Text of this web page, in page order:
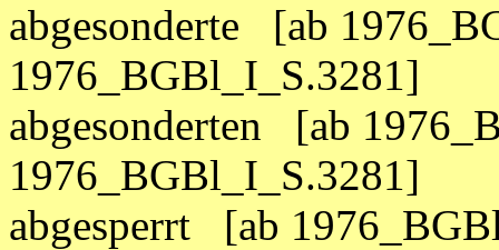
abgesonderte [ab
1976_BGBl_I_S.3281]
abgesonderten [ab
1976_BGBl_I_S.3281]
abgesperrt [ab